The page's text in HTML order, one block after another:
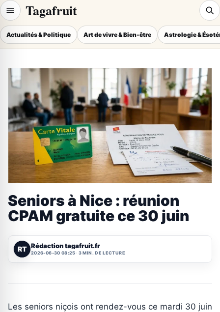
Tagafruit
Actualités & Politique Art de vivre & Bien-être Astrologie &
Seniors à Nice : réunion
CPAM gratuite ce 30 juin
RT Rédaction tagafruit.fr
2026-06-30 08:25 3 MIN. DE LECTURE
Les seniors niçois ont rendez-vous ce mardi 30 juin